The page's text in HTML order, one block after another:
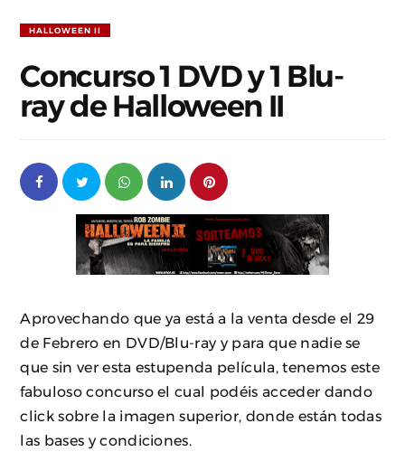
HALLOWEEN II
Concurso 1 DVD y 1 Blu-
ray de Halloween II
Aprovechando que ya está a la venta desde el 29
de Febrero en DVD/Blu-ray y para que nadie se
que sin ver esta estupenda película, tenemos este
fabuloso concurso el cual podéis acceder dando
click sobre la imagen superior, donde están todas
las bases y condiciones.